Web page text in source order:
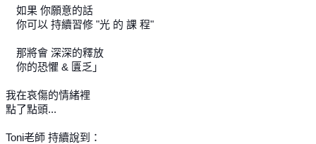
如果 你願意的話
你可以 持續習修 "光 的 課 程"
那將會 深深的釋放
你的恐懼 & 匱乏」
我在哀傷的情緒裡
點了點頭...
Toni老師 持續說到：